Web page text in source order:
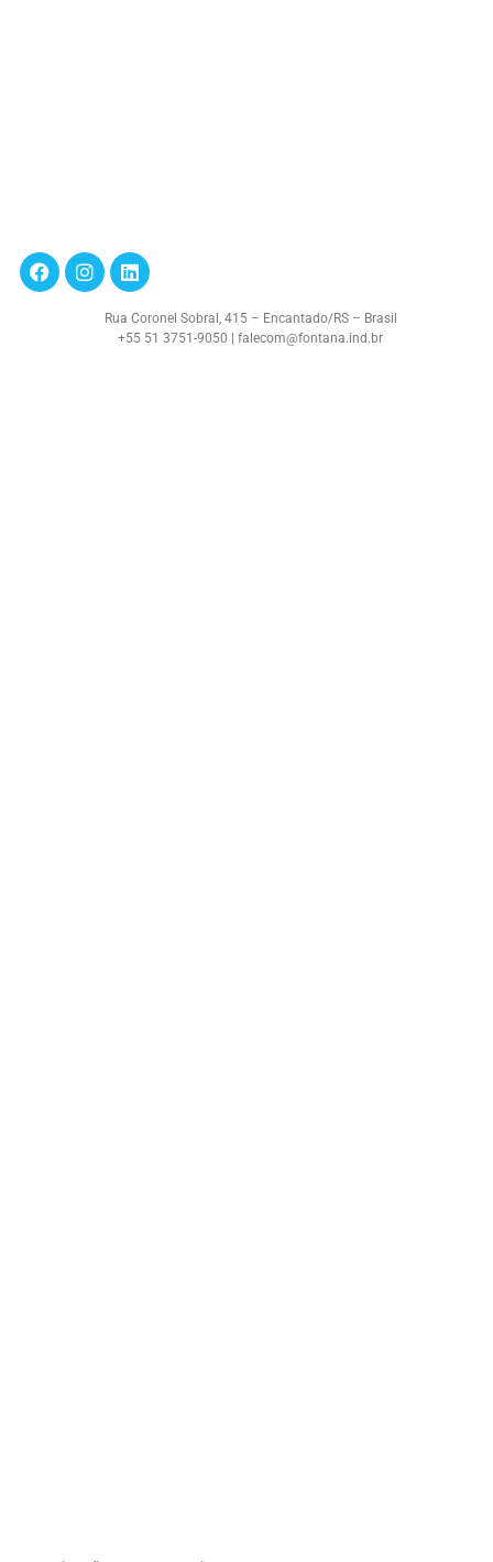
Rua Coronel Sobral, 415 – Encantado/RS – Brasil
+55 51 3751-9050 | falecom@fontana.ind.br